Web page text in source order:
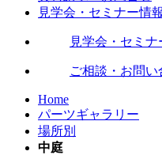
見学会・セミナー情報
見学会・セミナ
ご相談・お問い
Home
パーツギャラリー
場所別
中庭